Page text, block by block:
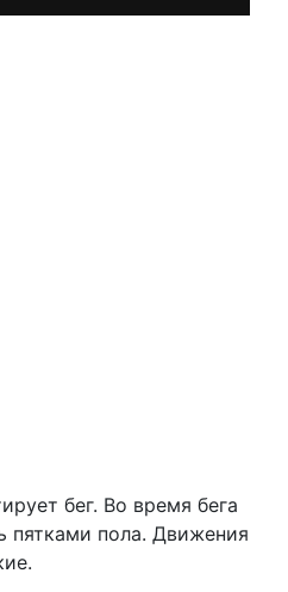
бег. Во время бега
пятками пола. Движения